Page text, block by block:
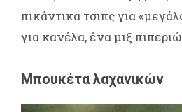
πικάντικα τσιπς για
για κανέλα, ένα μιξ
Μπουκέτα λαχανικών